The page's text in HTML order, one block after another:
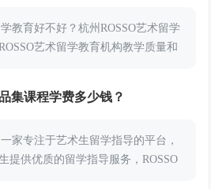
教育好不好？杭州ROSSO艺术留学
艺术留学教育机构教学质量和
集课程学费多少钱？
家专注于艺术生留学指导的平台，
提供优质的留学指导服务，ROSSO